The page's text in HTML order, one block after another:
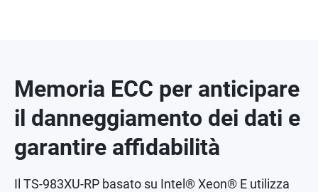
Memoria ECC per anticipare
il danneggiamento dei dati e
garantire affidabilità
Il TS-983XU-RP basato su Intel® Xeon® E utilizza